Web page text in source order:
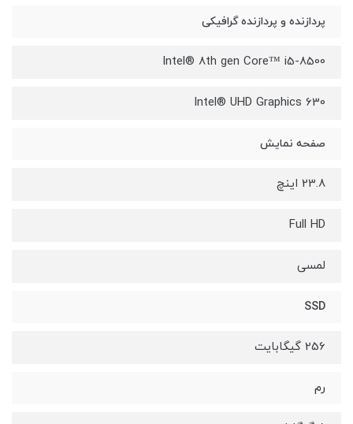
پردازنده و پردازنده گرافیکی
8500-Intel® 8th gen Core™ i5
Intel® UHD Graphics 630
صفحه نمایش
23.8 اینچ
Full HD
لمسی
SSD
256 گیگابایت
رم